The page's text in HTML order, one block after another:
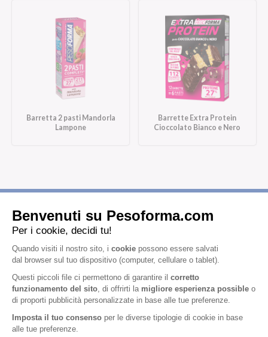
Barretta 2 pasti Mandorla
Lampone
Barrette Extra Protein
Cioccolato Bianco e Nero
Iscriviti alla newsletter
informativa privacy
, acconsento all'iscrizione alla newsletter
periodica di Nutrition et Santé